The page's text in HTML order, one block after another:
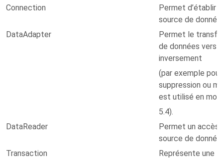
Connection
Permet d’établir
source de
DataAdapter
Permet le
de données vers
inversement
(par exemple
suppression ou
est utilisé en
5.4).
DataReader
Permet un accès
source de
Transaction
Représente une